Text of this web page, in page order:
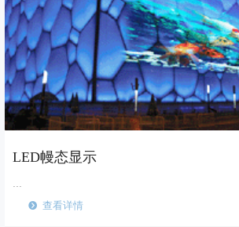
LED幔态显示
뀹 查看详情